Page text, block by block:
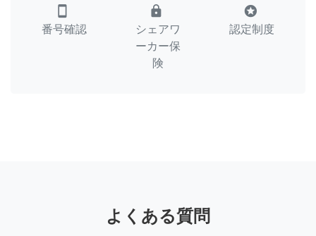
smartphone
番号確認
lock
シェアワ
ーカー保
険
stars
認定制度
よくある質問